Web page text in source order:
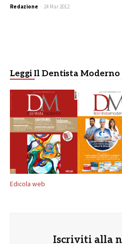
Redazione - 24 Mar 2012
Leggi Il Dentista Moderno
Edicola web
Iscriviti alla